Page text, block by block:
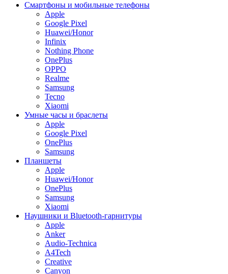
Смартфоны и мобильные телефоны
Apple
Google Pixel
Huawei/Honor
Infinix
Nothing Phone
OnePlus
OPPO
Realme
Samsung
Tecno
Xiaomi
Умные часы и браслеты
Apple
Google Pixel
OnePlus
Samsung
Планшеты
Apple
Huawei/Honor
OnePlus
Samsung
Xiaomi
Наушники и Bluetooth-гарнитуры
Apple
Anker
Audio-Technica
A4Tech
Creative
Canyon